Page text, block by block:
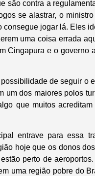
são contra a
se alastrar, o
jogar lá. Eles
uma coisa errada
Cingapura e o governo
de seguir o
um dos maiores polos
que muitos
entrave para essa
hoje que os donos
perto de
uma região pobre do